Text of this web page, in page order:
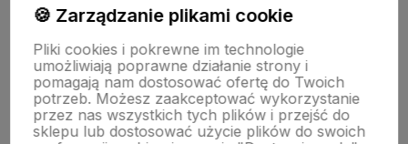
O nas
🍪 Zarządzanie plikami cookie
Pliki cookies i pokrewne im technologie
umożliwiają poprawne działanie strony i
pomagają nam dostosować ofertę do Twoich
potrzeb. Możesz zaakceptować wykorzystanie
przez nas wszystkich tych plików i przejść do
sklepu lub dostosować użycie plików do swoich